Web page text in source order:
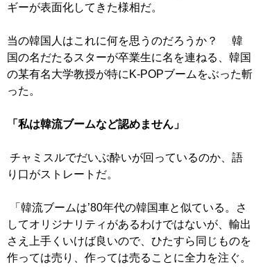
ギーが表面化してきた様相だ。
当の韓国人はこれに何を思うのだろうか？ 韓
国の名だたるスターが卒業生に名を連ねる、韓国
の某有名大学教授が特にK-POPブームをぶった斬
った。
「私は韓流ブームなど認めません」
チャミスルでだいぶ酔いが回っているのか、語
り口がストレートだ。
「韓流ブームは’80年代の韓国車と似ている。さ
してオリジナリティがあるわけではないが、輸出
さえ上手くいけば良いので、ひたすら同じものを
作っては売り、作っては売ることに全力を注ぐ。